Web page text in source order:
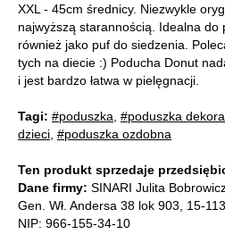
XXL - 45cm średnicy. Niezwykle
najwyższą starannością. Idealna do
również jako puf do siedzenia.
tych na diecie :) Poducha Donut
i jest bardzo łatwa w pielęgnacji.
Tagi: #poduszka #poduszka
dzieci #poduszka ozdobna
Ten produkt sprzedaje
Dane firmy: SINARI Julita
Gen. Wł. Andersa 38 lok 903, 15-113
NIP: 966-155-34-10